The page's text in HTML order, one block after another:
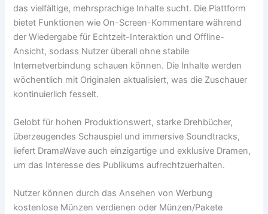
das vielfältige, mehrsprachige Inhalte sucht. Die Plattform
bietet Funktionen wie On-Screen-Kommentare während
der Wiedergabe für Echtzeit-Interaktion und Offline-
Ansicht, sodass Nutzer überall ohne stabile
Internetverbindung schauen können. Die Inhalte werden
wöchentlich mit Originalen aktualisiert, was die Zuschauer
kontinuierlich fesselt.
Gelobt für hohen Produktionswert, starke Drehbücher,
überzeugendes Schauspiel und immersive Soundtracks,
liefert DramaWave auch einzigartige und exklusive Dramen,
um das Interesse des Publikums aufrechtzuerhalten.
Nutzer können durch das Ansehen von Werbung
kostenlose Münzen verdienen oder Münzen/Pakete